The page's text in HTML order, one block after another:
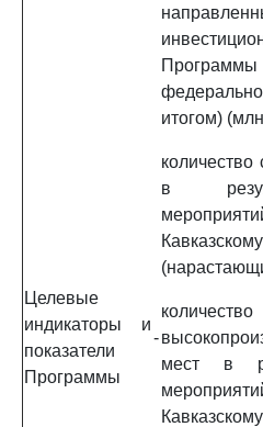
Целевые
индикаторы и
показатели
Программы
-
Программы
итогом)
в
мест в